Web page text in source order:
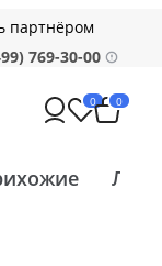
партнёром
769-30-00
0 0